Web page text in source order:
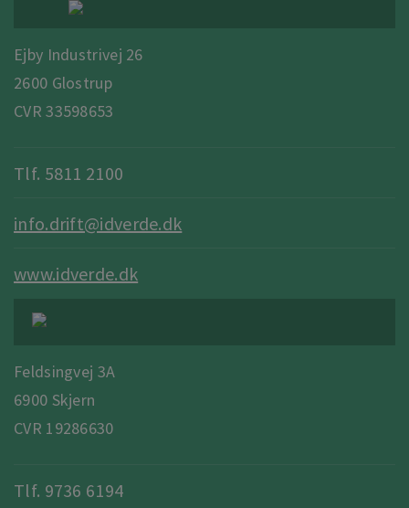
Ejby Industrivej 26
2600 Glostrup
CVR 33598653
Tlf. 5811 2100
info.drift@idverde.dk
www.idverde.dk
Feldsingvej 3A
6900 Skjern
CVR 19286630
Tlf. 9736 6194